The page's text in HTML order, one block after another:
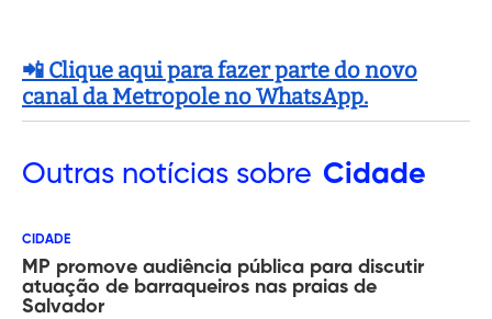
📲 Clique aqui para fazer parte do novo
canal da Metropole no WhatsApp.
Outras notícias sobre Cidade
CIDADE
MP promove audiência pública para discutir
atuação de barraqueiros nas praias de
Salvador